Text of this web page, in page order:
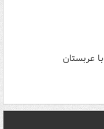
عربستان